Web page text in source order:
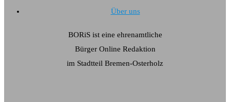
Über uns
BORiS ist eine ehrenamtliche
Bürger Online Redaktion
im Stadtteil Bremen-Osterholz